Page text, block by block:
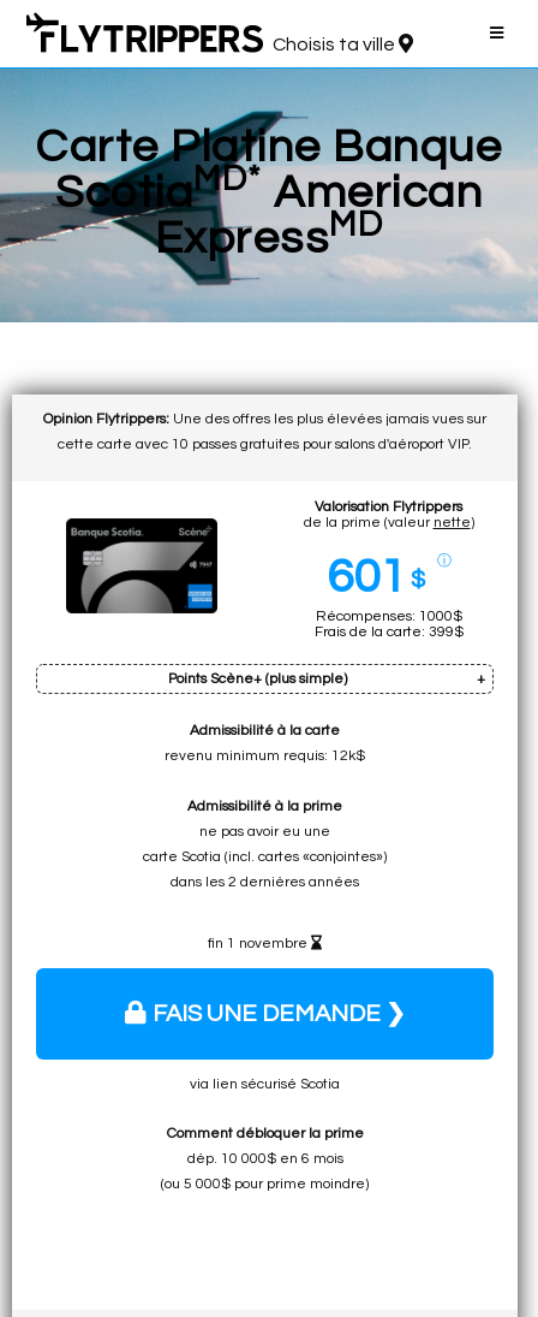
Choisis ta ville
Carte Platine Banque
ScotiaMD* American
ExpressMD
Opinion Flytrippers: Une des offres les plus élevées jamais vues sur
cette carte avec 10 passes gratuites pour salons d'aéroport VIP.
Valorisation Flytrippers
de la prime (valeur nette)
601 $
ⓘ
Récompenses: 1000$
Frais de la carte: 399$
Points Scène+ (plus simple)
Prime: 80k pts
Cumul sur dép. min.: 20k pts (total:100k pts
• 1000$ pour de l'épicerie
chez IGA/Sobeys/etc.
• 1000$ pour n'importe quelle
dépense de voyage sur tout site
Admissibilité à la carte
revenu minimum requis: 12k$
Admissibilité à la prime
ne pas avoir eu une
carte Scotia (incl. cartes «conjointes»)
dans les 2 dernières années
fin 1 novembre
FAIS UNE DEMANDE ❯
via lien sécurisé Scotia
Comment débloquer la prime
dép. 10 000$ en 6 mois
(ou 5 000$ pour prime moindre)